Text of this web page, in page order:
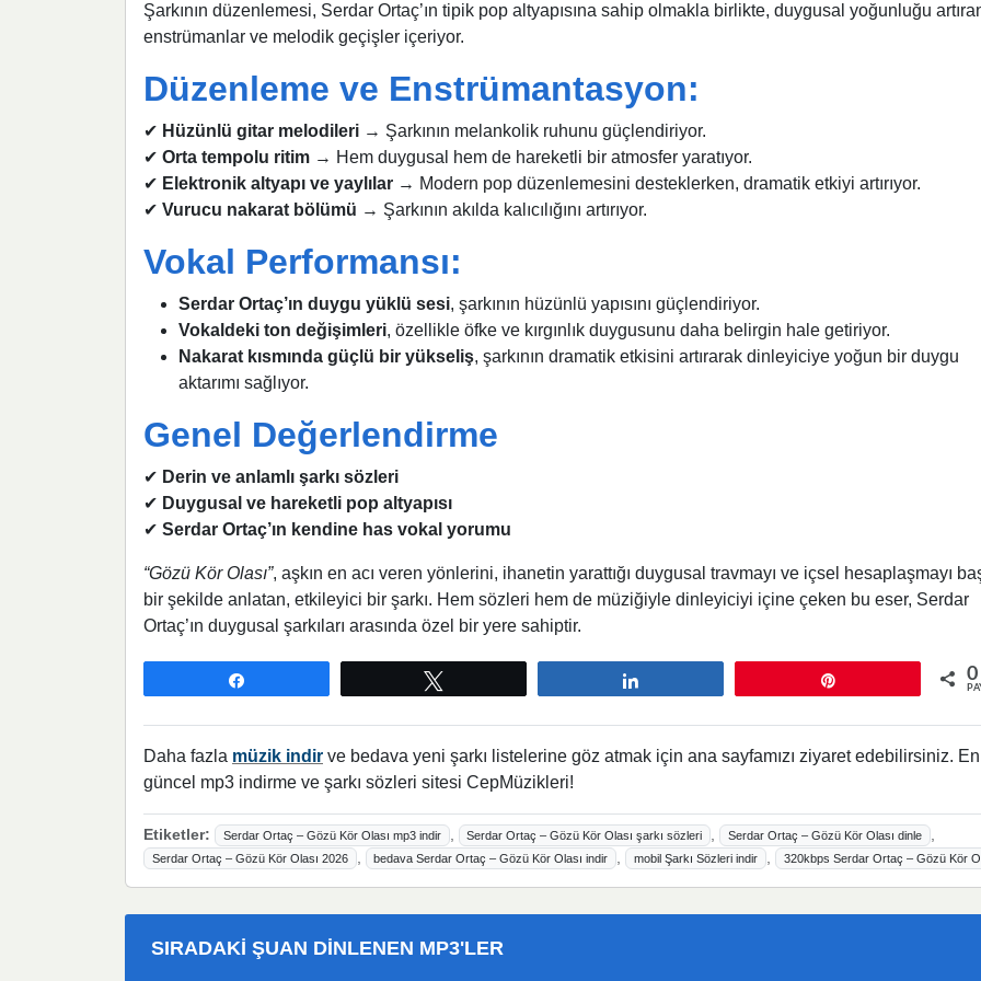
Şarkının düzenlemesi, Serdar Ortaç’ın tipik pop altyapısına sahip olmakla birlikte, duygusal yoğunluğu
enstrümanlar ve melodik geçişler içeriyor.
Düzenleme ve Enstrümantasyon:
✔ Hüzünlü gitar melodileri → Şarkının melankolik ruhunu güçlendiriyor.
✔ Orta tempolu ritim → Hem duygusal hem de hareketli bir atmosfer yaratıyor.
✔ Elektronik altyapı ve yaylılar → Modern pop düzenlemesini desteklerken, dramatik etkiyi artırıyor.
✔ Vurucu nakarat bölümü → Şarkının akılda kalıcılığını artırıyor.
Vokal Performansı:
Serdar Ortaç’ın duygu yüklü sesi, şarkının hüzünlü yapısını güçlendiriyor.
Vokaldeki ton değişimleri, özellikle öfke ve kırgınlık duygusunu daha belirgin hale getiriyor.
Nakarat kısmında güçlü bir yükseliş, şarkının dramatik etkisini artırarak dinleyiciye yoğun bir duygu
aktarımı sağlıyor.
Genel Değerlendirme
✔ Derin ve anlamlı şarkı sözleri
✔ Duygusal ve hareketli pop altyapısı
✔ Serdar Ortaç’ın kendine has vokal yorumu
“Gözü Kör Olası”, aşkın en acı veren yönlerini, ihanetin yarattığı duygusal travmayı ve içsel hesaplaşmayı
bir şekilde anlatan, etkileyici bir şarkı. Hem sözleri hem de müziğiyle dinleyiciyi içine çeken bu eser, Serdar
Ortaç’ın duygusal şarkıları arasında özel bir yere sahiptir.
0
Daha fazla müzik indir ve bedava yeni şarkı listelerine göz atmak için ana sayfamızı ziyaret edebilirsiniz. En
güncel mp3 indirme ve şarkı sözleri sitesi CepMüzikleri!
Etiketler: Serdar Ortaç – Gözü Kör Olası mp3 indir Serdar Ortaç – Gözü Kör Olası şarkı sözleri Serdar Ortaç – Gözü Kör Olası dinle
Serdar Ortaç – Gözü Kör Olası 2026 bedava Serdar Ortaç – Gözü Kör Olası indir mobil Şarkı Sözleri indir 320kbps Serdar Ortaç – Gözü Kör
SIRADAKI ŞUAN DINLENEN MP3'LER